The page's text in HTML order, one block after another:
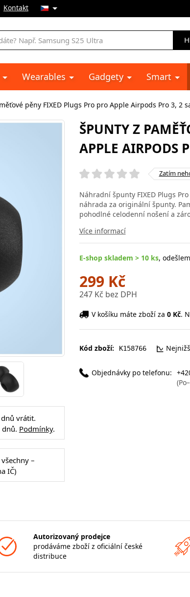
Kontakt
Wearables Gadgety Smart
pěny FIXED Plugs Pro pro Apple Airpods Pro 3, 2
vrátit.
dnů. Podmínky.
–
IČ)
ŠPUNTY Z
APPLE AIRPODS
Zatím
Náhradní špunty FIXED Plugs
náhrada za originální špunty.
pohodlné celodenní nošení a
Více informací
E-shop skladem > 10 ks,
299 Kč
247 Kč bez DPH
V košíku máte zboží za 0 Kč.
Kód zboží: K158766
Objednávky po telefonu:
Autorizovaný prodejce
prodáváme zboží z oficiální české
distribuce